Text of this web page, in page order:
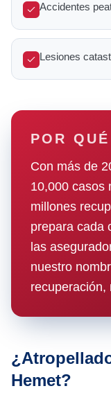
Accidentes
Lesiones
POR
Con más de
10,000 casos
millones
prepara cada
las
nuestro
recuperación,
Hemet?